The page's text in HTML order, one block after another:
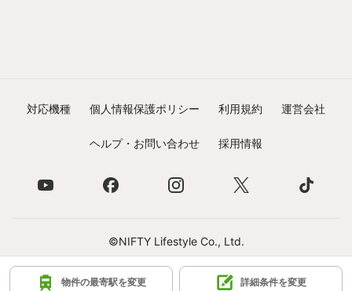
物件の最寄駅を変更 詳細条件を変更
対応機種 個人情報保護ポリシー 利用規約 運営会社
ヘルプ・お問い合わせ 採用情報
©NIFTY Lifestyle Co., Ltd.